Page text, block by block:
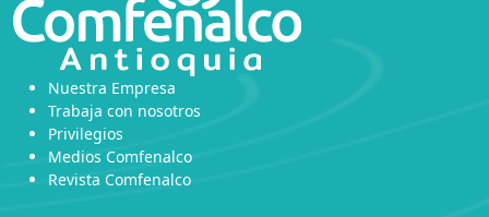
Nuestra Empresa
Trabaja con nosotros
Privilegios
Medios Comfenalco
Revista Comfenalco